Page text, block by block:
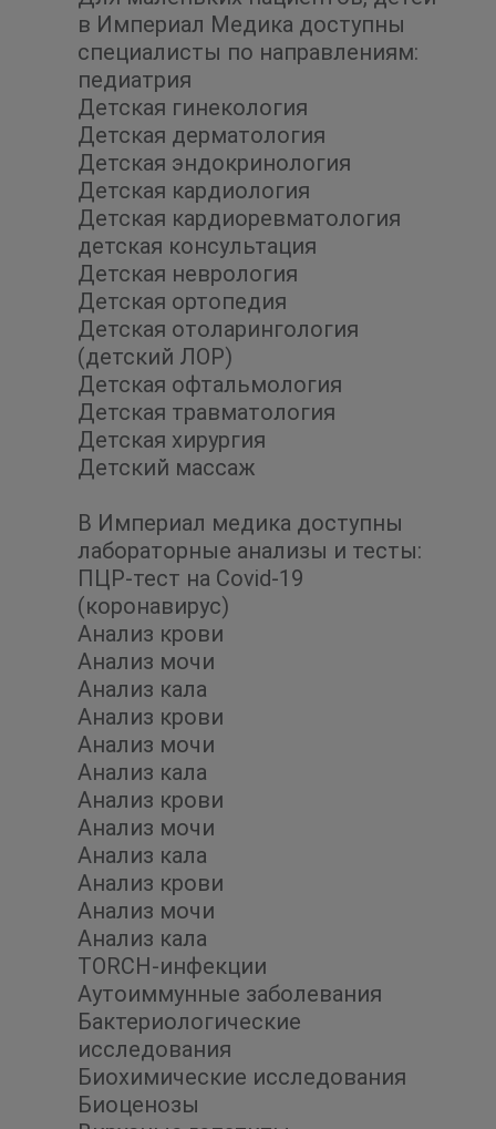
в Империал Медика доступны
специалисты по направлениям:
педиатрия
Детская гинекология
Детская дерматология
Детская эндокринология
Детская кардиология
Детская кардиоревматология
детская консультация
Детская неврология
Детская ортопедия
Детская отоларингология
(детский ЛОР)
Детская офтальмология
Детская травматология
Детская хирургия
Детский массаж
В Империал медика доступны
лабораторные анализы и тесты:
ПЦР-тест на Covid-19
(коронавирус)
Анализ крови
Анализ мочи
Анализ кала
Анализ крови
Анализ мочи
Анализ кала
Анализ крови
Анализ мочи
Анализ кала
Анализ крови
Анализ мочи
Анализ кала
TORCH-инфекции
Аутоиммунные заболевания
Бактериологические
исследования
Биохимические исследования
Биоценозы